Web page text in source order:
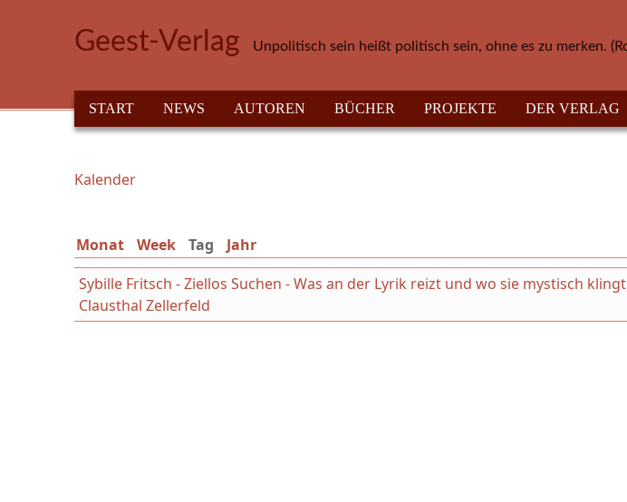
Geest-Verlag Unpolitisch sein heißt politisch sein, ohne es zu merken.
HAUPTMENÜ
START NEWS AUTOREN BÜCHER PROJEKTE DER VERLAG
Sie sind hier
Kalender
Monat Week Tag (aktiver Reiter)
Jahr
Sybille Fritsch - Ziellos Suchen - Was an der Lyrik reizt und wo sie mystisch
Clausthal Zellerfeld